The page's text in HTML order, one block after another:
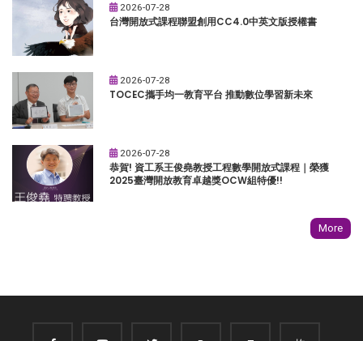
2026-07-28
台灣開放式課程聯盟創用CC4.0中英文版授權書
2026-07-28
TOCEC攜手均一教育平台 推動數位學習新未來
2026-07-28
恭賀! 資工系王俊堯教授工程數學開放式課程｜榮獲
2025臺灣開放教育卓越獎OCW組特優!!
More